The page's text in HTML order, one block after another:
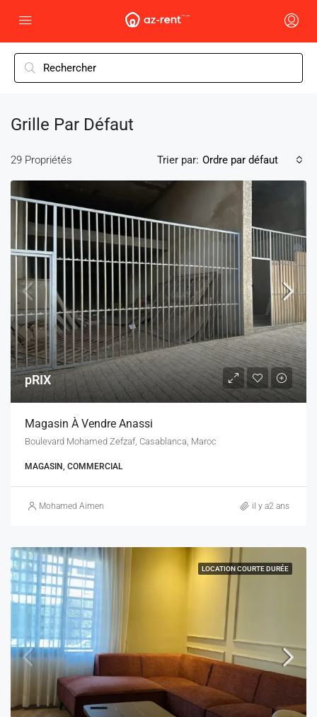
Grille Par Défaut
29 Propriétés Trier par: Ordre par défaut
pRIX
Magasin À Vendre Anassi
Boulevard Mohamed Zefzaf, Casablanca, Maroc
MAGASIN, COMMERCIAL
Mohamed Aimen il y a2 ans
LOCATION COURTE DURÉE